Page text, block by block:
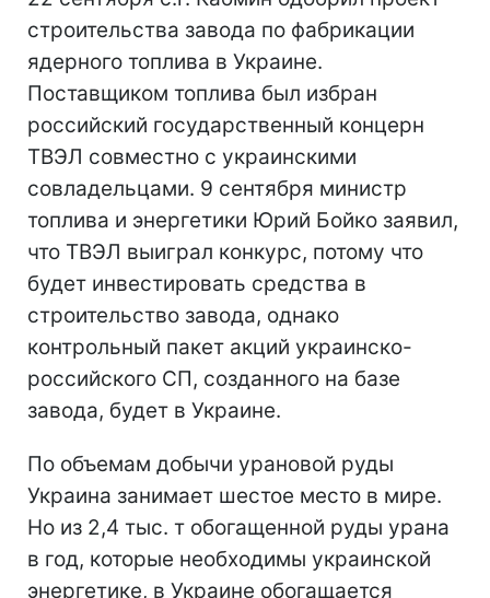
строительства завода по фабрикации
ядерного топлива в Украине.
Поставщиком топлива был избран
российский государственный концерн
ТВЭЛ совместно с украинскими
совладельцами. 9 сентября министр
топлива и энергетики Юрий Бойко заявил,
что ТВЭЛ выиграл конкурс, потому что
будет инвестировать средства в
строительство завода, однако
контрольный пакет акций украинско-
российского СП, созданного на базе
завода, будет в Украине.
По объемам добычи урановой руды
Украина занимает шестое место в мире.
Но из 2,4 тыс. т обогащенной руды урана
в год, которые необходимы украинской
энергетике, в Украине обогащается